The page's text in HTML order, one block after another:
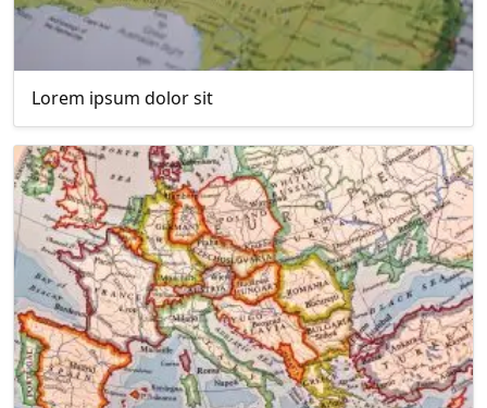
Lorem ipsum dolor sit